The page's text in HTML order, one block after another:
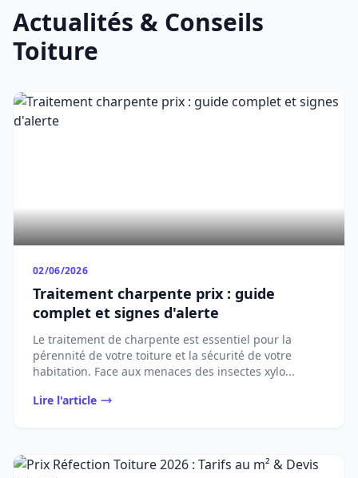
Actualités & Conseils
Toiture
02/06/2026
Traitement charpente prix : guide
complet et signes d'alerte
Le traitement de charpente est essentiel pour la
pérennité de votre toiture et la sécurité de votre
habitation. Face aux menaces des insectes xylo...
Lire l'article